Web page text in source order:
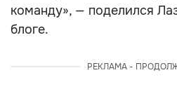
команду», — поделился
блоге.
РЕКЛАМА -